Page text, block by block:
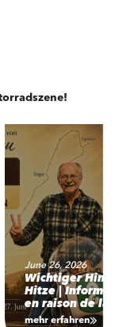
June 26, 2026
Wichtiger
Hitze |
en raison de la
mehr erfahren